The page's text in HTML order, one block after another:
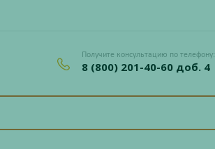
Получите консультацию по телефону:
8 (800) 201-40-60 доб. 4